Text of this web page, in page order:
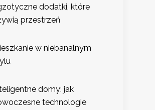
dodatki, które
przestrzeń
w niebanalnym
domy: jak
technologie